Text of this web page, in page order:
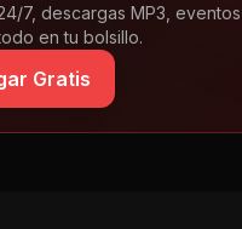
7, descargas MP3,
en tu bolsillo.
Gratis